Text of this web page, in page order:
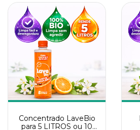
Concentrado LaveBio
para 5 LITROS ou 10